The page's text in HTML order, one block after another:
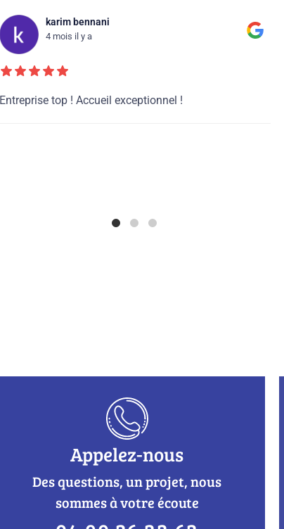
karim bennani
4 mois il y a
Entreprise top ! Accueil exceptionnel !
Appelez-nous
Des questions, un projet, nous
sommes à votre écoute